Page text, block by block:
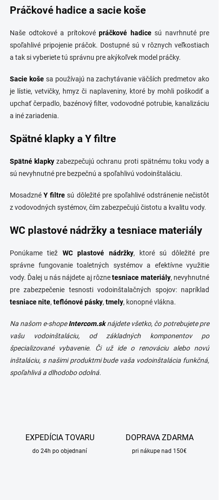
Práčkové hadice a sacie koše
Naše odtokové a prítokové práčkové hadicesú navrhnuté pre
spoľahlivé pripojenie práčok. Dostupné sú v rôznych veľkostiach
a tak si vyberiete tú správnu pre akýkoľvek model práčky.
Sacie košesa používajú na zachytávanie väčších predmetov ako
je lístie, vetvičky, hmyz či naplaveniny, ktoré by mohli poškodiť a
upchať čerpadlo, bazénový filter, vodovodné potrubie, kanalizáciu
a iné zariadenia.
Spätné klapky a Y filtre
Spätné klapky zabezpečujú ochranu proti spätnému toku vody a
sú nevyhnutné pre bezpečnú a spoľahlivú vodoinštaláciu.
Mosadzné Y filtre sú dôležité pre spoľahlivé odstránenie nečistôt
z vodovodných systémov, čím zabezpečujú čistotu a kvalitu vody.
WC plastové nádržky a tesniace materiály
Ponúkame tiež WC plastové nádržky, ktoré sú dôležité pre
správne fungovanie toaletných systémov a efektívne využitie
vody. Ďalej u nás nájdete aj rôznetesniace materiály, nevyhnutné
pre zabezpečenie tesnosti vodoinštalačných spojov: napríklad
tesniace nite, teflónové pásky, tmely, konopné vlákna.
Na našom e-shopeIntercom.sknájdete všetko, čo potrebujete pre
vašu vodoinštaláciu, od základných komponentov po
špecializované vybavenie. Či už ide o renováciu alebo novú
inštaláciu, s našimi produktmi bude vaša vodoinštalácia funkčná,
spoľahlivá a dlhodobo odolná.
EXPEDÍCIA TOVARU
do 24h po objednaní
DOPRAVA ZDARMA
pri nákupe nad 150€